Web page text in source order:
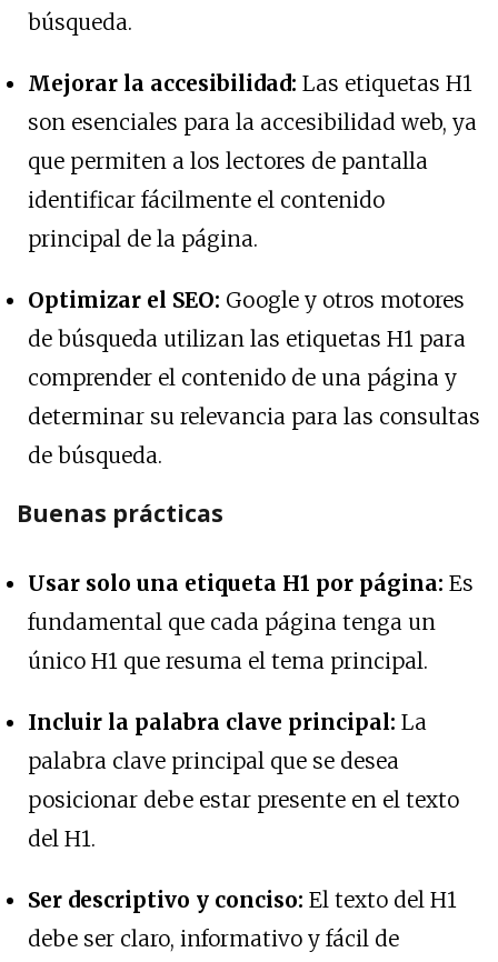
búsqueda.
Mejorar la accesibilidad: Las etiquetas H1
son esenciales para la accesibilidad web, ya
que permiten a los lectores de pantalla
identificar fácilmente el contenido
principal de la página.
Optimizar el SEO: Google y otros motores
de búsqueda utilizan las etiquetas H1 para
comprender el contenido de una página y
determinar su relevancia para las consultas
de búsqueda.
Buenas prácticas
Usar solo una etiqueta H1 por página: Es
fundamental que cada página tenga un
único H1 que resuma el tema principal.
Incluir la palabra clave principal: La
palabra clave principal que se desea
posicionar debe estar presente en el texto
del H1.
Ser descriptivo y conciso: El texto del H1
debe ser claro, informativo y fácil de